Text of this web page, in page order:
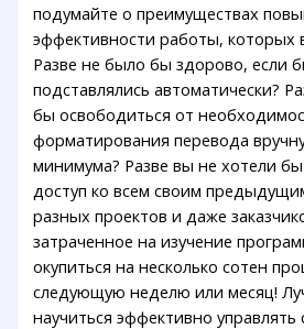
подумайте о преимуществах
эффективности работы, которых
Разве не было бы здорово, если
подставлялись автоматически?
бы освободиться от
форматирования перевода
минимума? Разве вы не хотели
доступ ко всем своим
разных проектов и даже
затраченное на изучение
окупиться на несколько сотен
следующую неделю или месяц!
научиться эффективно